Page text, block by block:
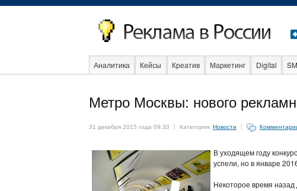
Аналитика Кейсы Креатив Маркетинг Digital
Метро Москвы: нового
31 декабря 2015 года 09:33 Категория: Новости
В уходящем году
успели, но в январе
Некоторое время